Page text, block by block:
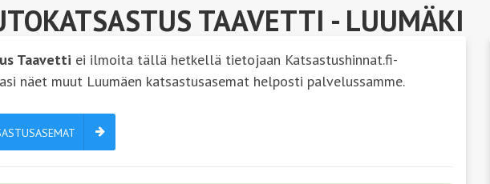
TAAVETTI - LUUMÄKI
Taavetti ei ilmoita tällä hetkellä tietojaan Katsastushinnat.fi-
näet muut Luumäen katsastusasemat helposti palvelussamme.